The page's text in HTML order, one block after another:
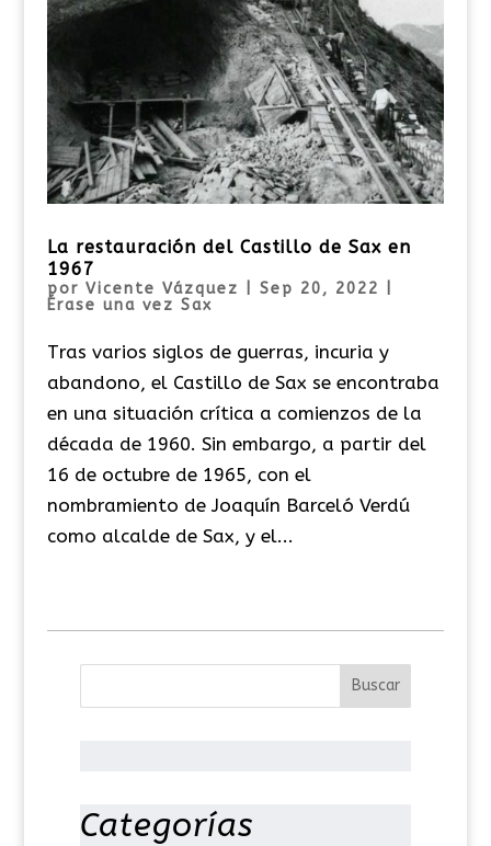
La restauración del Castillo de Sax en
1967
por Vicente Vázquez Sep 20, 2022
Érase una vez Sax
Tras varios siglos de guerras, incuria y
abandono, el Castillo de Sax se encontraba
en una situación crítica a comienzos de la
década de 1960. Sin embargo, a partir del
16 de octubre de 1965, con el
nombramiento de Joaquín Barceló Verdú
como alcalde de Sax, y el...
Categorías